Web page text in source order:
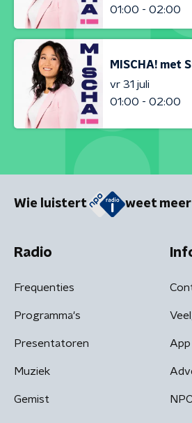
01:00 - 02:00
MISCHA! met
vr 31 juli
01:00 - 02:00
Wie luistert weet meer
Radio
Frequenties
Programma's
Presentatoren
Muziek
Gemist